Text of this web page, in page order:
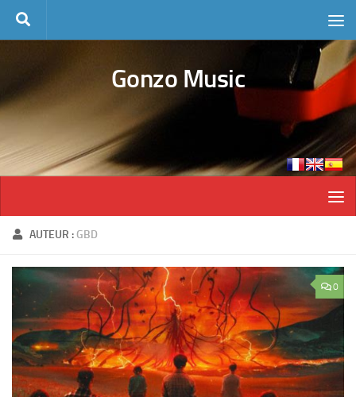
Skip to content
Gonzo Music
AUTEUR : GBD
0